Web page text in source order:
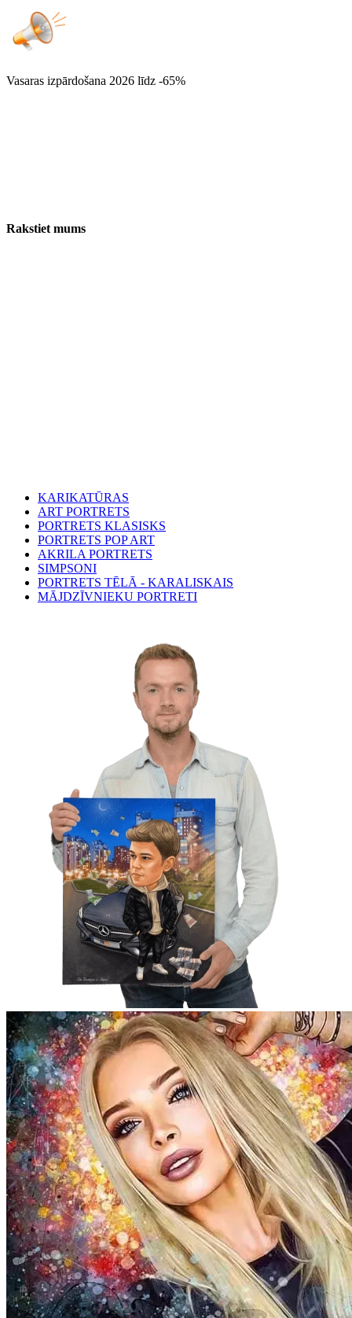
Vasaras izpārdošana 2026 līdz -65%
Rakstiet mums
KARIKATŪRAS
ART PORTRETS
PORTRETS KLASISKS
PORTRETS POP ART
AKRILA PORTRETS
SIMPSONI
PORTRETS TĒLĀ - KARALISKAIS
MĀJDZĪVNIEKU PORTRETI